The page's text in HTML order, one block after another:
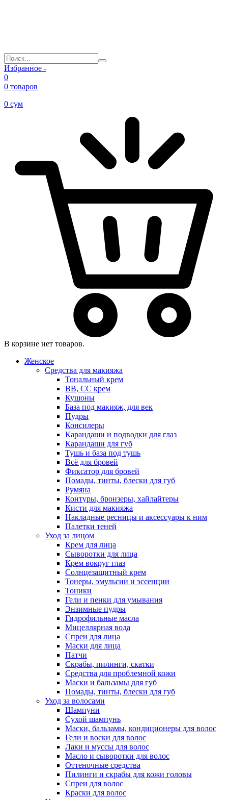
Избранное -
0
0 товаров
0 сум
В корзине нет товаров.
Женское
Средства для макияжа
Тональный крем
BB, CC крем
Кушоны
База под макияж, для век
Пудры
Консилеры
Карандаши и подводки для глаз
Карандаши для губ
Тушь и база под тушь
Всё для бровей
Фиксатор для бровей
Помады, тинты, блески для губ
Румяна
Контуры, бронзеры, хайлайтеры
Кисти для макияжа
Накладные ресницы и аксессуары к ним
Палетки теней
Уход за лицом
Крем для лица
Сыворотки для лица
Крем вокруг глаз
Солнцезащитный крем
Тонеры, эмульсии и эссенции
Тоники
Гели и пенки для умывания
Энзимные пудры
Гидрофильные масла
Мицеллярная вода
Спреи для лица
Маски для лица
Патчи
Скрабы, пилинги, скатки
Средства для проблемной кожи
Маски и бальзамы для губ
Помады, тинты, блески для губ
Уход за волосами
Шампуни
Сухой шампунь
Маски, бальзамы, кондиционеры для волос
Гели и воски для волос
Лаки и муссы для волос
Масло и сыворотки для волос
Оттеночные средства
Пилинги и скрабы для кожи головы
Спреи для волос
Краски для волос